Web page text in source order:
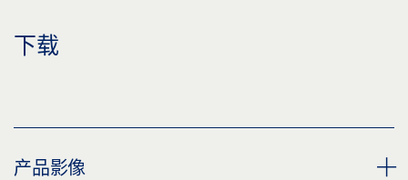
下载
产品影像